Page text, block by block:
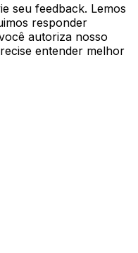
seu feedback. Lemos
responder
autoriza nosso
entender melhor